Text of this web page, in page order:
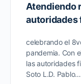
Atendiendo
autoridades
celebrando el
pandemia. Con
las autoridades
Soto L.D. Pablo…